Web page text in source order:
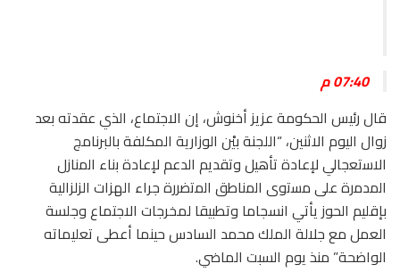
07:40 م
قال رئيس الحكومة عزيز أخنوش، إن الاجتماع، الذي عقدته بعد
زوال اليوم الاثنين، “اللجنة بيْن الوزارية المكلفة بالبرنامج
الاﺳﺗﻌﺟﺎﻟﻲ ﻹﻋﺎدة تأهيل وتقديم الدعم ﻹﻋﺎدة ﺑﻧﺎء اﻟﻣﻧﺎزل
اﻟﻣدﻣرة ﻋﻠﻰ ﻣﺳﺗوى اﻟﻣﻧﺎطق اﻟﻣﺗﺿررة جراء الهزات الزلزالية
بإقليم الحوز يأتي انسجاما وتطبيقا لمخرجات الاجتماع وجلسة
العمل مع جلالة الملك محمد السادس حينما أعطى تعليماته
الواضحة” منذ يوم السبت الماضي.